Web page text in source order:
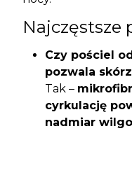
Najczęstsze
Czy pościel
pozwala
Tak –
cyrkulację
nadmiar
Czy